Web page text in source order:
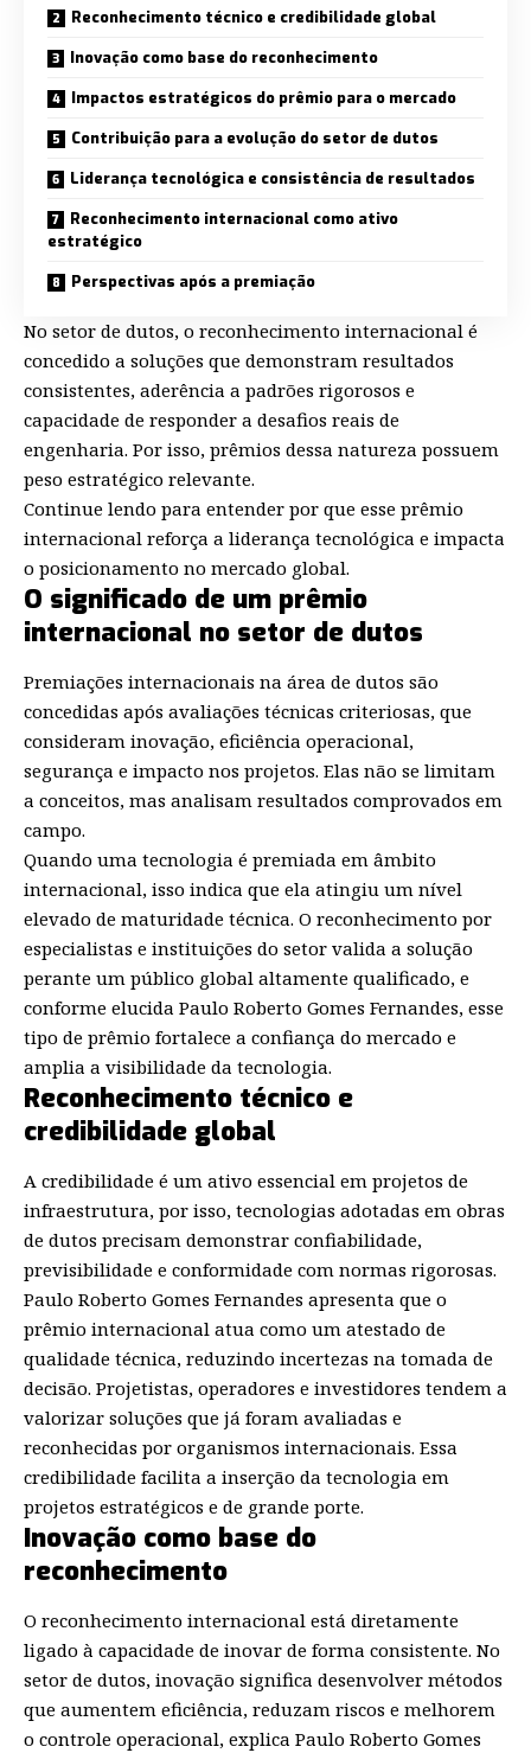
Reconhecimento técnico e credibilidade global
Inovação como base do reconhecimento
Impactos estratégicos do prêmio para o mercado
Contribuição para a evolução do setor de dutos
Liderança tecnológica e consistência de resultados
Reconhecimento internacional como ativo
estratégico
Perspectivas após a premiação
No setor de dutos, o reconhecimento internacional é
concedido a soluções que demonstram resultados
consistentes, aderência a padrões rigorosos e
capacidade de responder a desafios reais de
engenharia. Por isso, prêmios dessa natureza possuem
peso estratégico relevante.
Continue lendo para entender por que esse prêmio
internacional reforça a liderança tecnológica e impacta
o posicionamento no mercado global.
O significado de um prêmio
internacional no setor de dutos
Premiações internacionais na área de dutos são
concedidas após avaliações técnicas criteriosas, que
consideram inovação, eficiência operacional,
segurança e impacto nos projetos. Elas não se limitam
a conceitos, mas analisam resultados comprovados em
campo.
Quando uma tecnologia é premiada em âmbito
internacional, isso indica que ela atingiu um nível
elevado de maturidade técnica. O reconhecimento por
especialistas e instituições do setor valida a solução
perante um público global altamente qualificado, e
conforme elucida Paulo Roberto Gomes Fernandes, esse
tipo de prêmio fortalece a confiança do mercado e
amplia a visibilidade da tecnologia.
Reconhecimento técnico e
credibilidade global
A credibilidade é um ativo essencial em projetos de
infraestrutura, por isso, tecnologias adotadas em obras
de dutos precisam demonstrar confiabilidade,
previsibilidade e conformidade com normas rigorosas.
Paulo Roberto Gomes Fernandes apresenta que o
prêmio internacional atua como um atestado de
qualidade técnica, reduzindo incertezas na tomada de
decisão. Projetistas, operadores e investidores tendem a
valorizar soluções que já foram avaliadas e
reconhecidas por organismos internacionais. Essa
credibilidade facilita a inserção da tecnologia em
projetos estratégicos e de grande porte.
Inovação como base do
reconhecimento
O reconhecimento internacional está diretamente
ligado à capacidade de inovar de forma consistente. No
setor de dutos, inovação significa desenvolver métodos
que aumentem eficiência, reduzam riscos e melhorem
o controle operacional, explica Paulo Roberto Gomes